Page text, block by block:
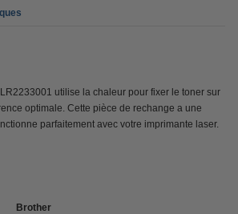
utilise la chaleur pour fixer le toner sur
optimale. Cette pièce de rechange a une
parfaitement avec votre imprimante laser.
Brother